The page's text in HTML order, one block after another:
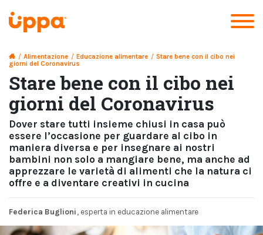
/ Alimentazione / Educazione alimentare / Stare bene con il cibo nei
giorni del Coronavirus
Stare bene con il cibo nei
giorni del Coronavirus
Dover stare tutti insieme chiusi in casa può
essere l’occasione per guardare al cibo in
maniera diversa e per insegnare ai nostri
bambini non solo a mangiare bene, ma anche ad
apprezzare le varietà di alimenti che la natura ci
offre e a diventare creativi in cucina
Federica Buglioni , esperta in educazione alimentare